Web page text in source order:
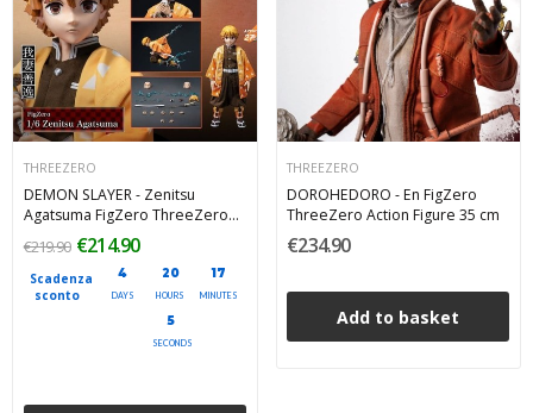
THREEZERO
DEMON SLAYER - Zenitsu
Agatsuma FigZero ThreeZero
Action Figure 28 cm
Scadenza
sconto
4
DAYS
20
HOURS
17
MINUTES
4
SECONDS
€219.90 €214.90
THREEZERO
DOROHEDORO - En FigZero
ThreeZero Action Figure 35 cm
€234.90
Add to basket